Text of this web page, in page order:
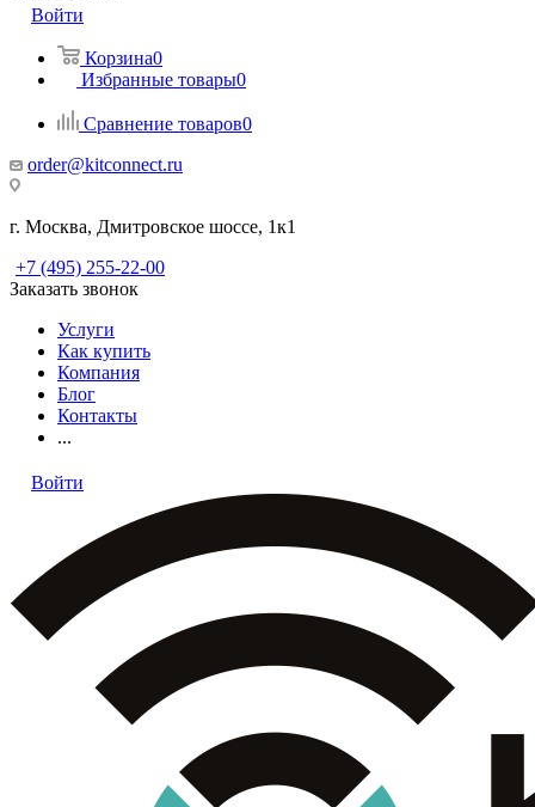
Войти
Корзина0
Избранные товары0
Сравнение товаров0
order@kitconnect.ru
г. Москва, Дмитровское шоссе, 1к1
+7 (495) 255-22-00
Заказать звонок
Услуги
Как купить
Компания
Блог
Контакты
...
Войти